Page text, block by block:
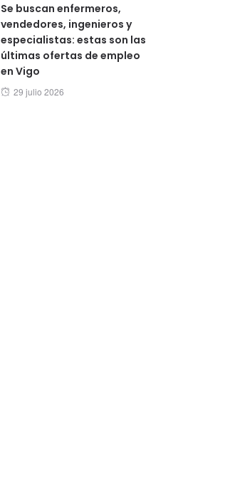
Se buscan enfermeros,
vendedores, ingenieros y
especialistas: estas son las
últimas ofertas de empleo
en Vigo
Posted
29 julio 2026